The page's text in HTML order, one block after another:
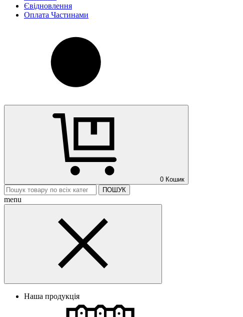
Євідновлення
Оплата Частинами
0 Кошик
ПОШУК
menu
Наша продукція